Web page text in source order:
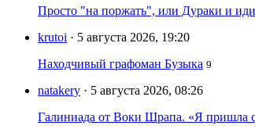
Просто "на поржать", или Дураки и
krutoi · 5 августа 2026, 19:20
Находчивый графоман Бузыка 9
natakery · 5 августа 2026, 08:26
Галиниада от Воки Шрапа. «Я пришла